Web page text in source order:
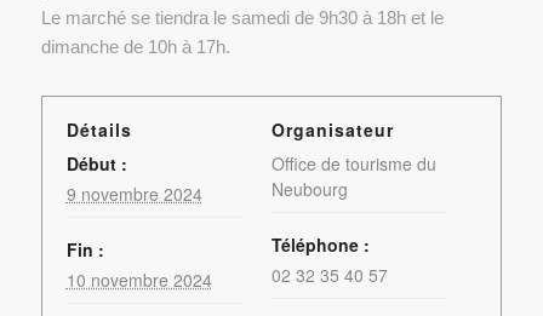
Le marché se tiendra le samedi de 9h30 à 18h et le
dimanche de 10h à 17h.
Détails
Début :
9 novembre 2024
Fin :
10 novembre 2024
Organisateur
Office de tourisme du
Neubourg
Téléphone :
02 32 35 40 57